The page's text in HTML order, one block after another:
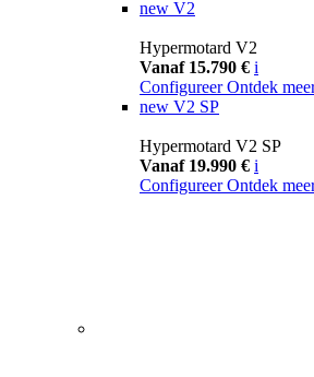
new V2
Hypermotard V2
Vanaf 15.790 € i
Configureer Ontdek
new V2 SP
Hypermotard V2 SP
Vanaf 19.990 € i
Configureer Ontdek